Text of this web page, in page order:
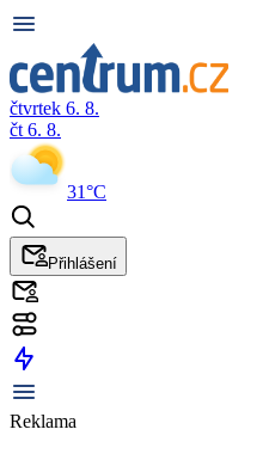
čtvrtek 6. 8.
čt 6. 8.
31°C
Přihlášení
Reklama